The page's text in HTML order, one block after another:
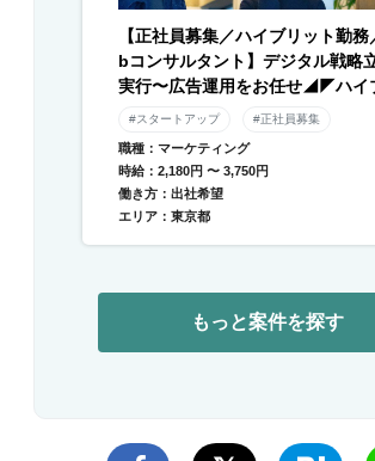
【正社員募集／ハイブリット勤務
bコンサルタント】デジタル戦略
実行〜広告運用をお任せ◢◤ハイ
ッド勤務×残業月平均10時間以下
運営／急成長中DXベンチャー
#スタートアップ #正社員募集
職種：マーケティング
時給：2,180円 〜 3,750円
働き方：出社希望
エリア：東京都
もっと案件を探す